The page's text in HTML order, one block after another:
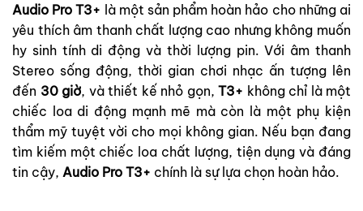
Audio Pro T3+ là một sản phẩm hoàn hảo cho những ai
yêu thích âm thanh chất lượng cao nhưng không muốn
hy sinh tính di động và thời lượng pin. Với âm thanh
Stereo sống động, thời gian chơi nhạc ấn tượng lên
đến 30 giờ, và thiết kế nhỏ gọn, T3+ không chỉ là một
chiếc loa di động mạnh mẽ mà còn là một phụ kiện
thẩm mỹ tuyệt vời cho mọi không gian. Nếu bạn đang
tìm kiếm một chiếc loa chất lượng, tiện dụng và đáng
tin cậy, Audio Pro T3+ chính là sự lựa chọn hoàn hảo.